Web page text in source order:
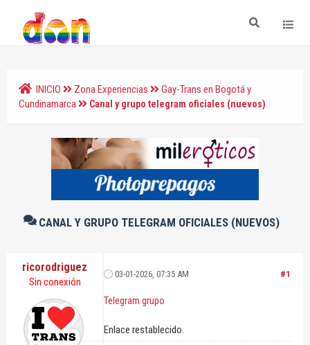
INICIO Zona Experiencias
Gay-Trans en Bogotá y
Cundinamarca
Canal y grupo telegram oficiales (nuevos)
CANAL Y GRUPO TELEGRAM OFICIALES (NUEVOS)
ricorodriguez
Sin conexión
#1
03-01-2026, 07:35 AM
Telegram grupo
Enlace restablecido.